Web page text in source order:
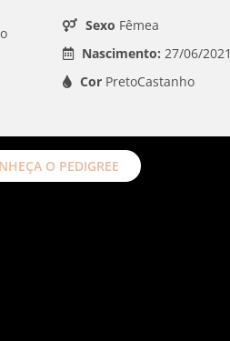
Sexo Fêmea
Nascimento: 27/06/2021
Cor PretoCastanho
O PEDIGREE